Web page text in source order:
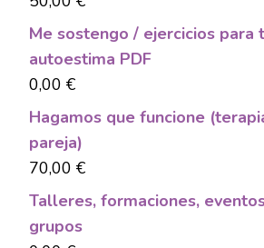
Me sostengo / ejercicios para
autoestima PDF
0,00 €
Hagamos que funcione
pareja)
70,00 €
Talleres, formaciones,
grupos